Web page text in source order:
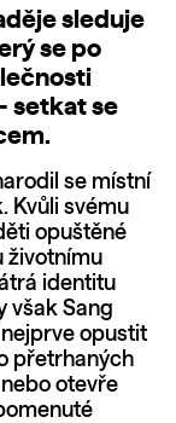
sleduje
se po
setkat se
se místní
Kvůli svému
opuštěné
životnímu
identitu
však Sang
opustit
přetrhaných
otevře